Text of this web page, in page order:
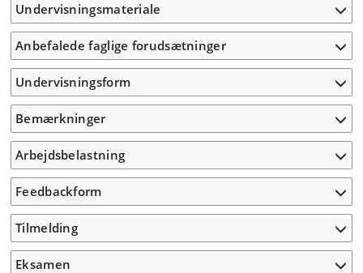
Undervisningsmateriale
Anbefalede faglige forudsætninger
Undervisningsform
Bemærkninger
Arbejdsbelastning
Feedbackform
Tilmelding
Eksamen